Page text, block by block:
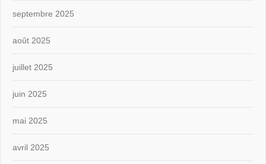
septembre 2025
août 2025
juillet 2025
juin 2025
mai 2025
avril 2025